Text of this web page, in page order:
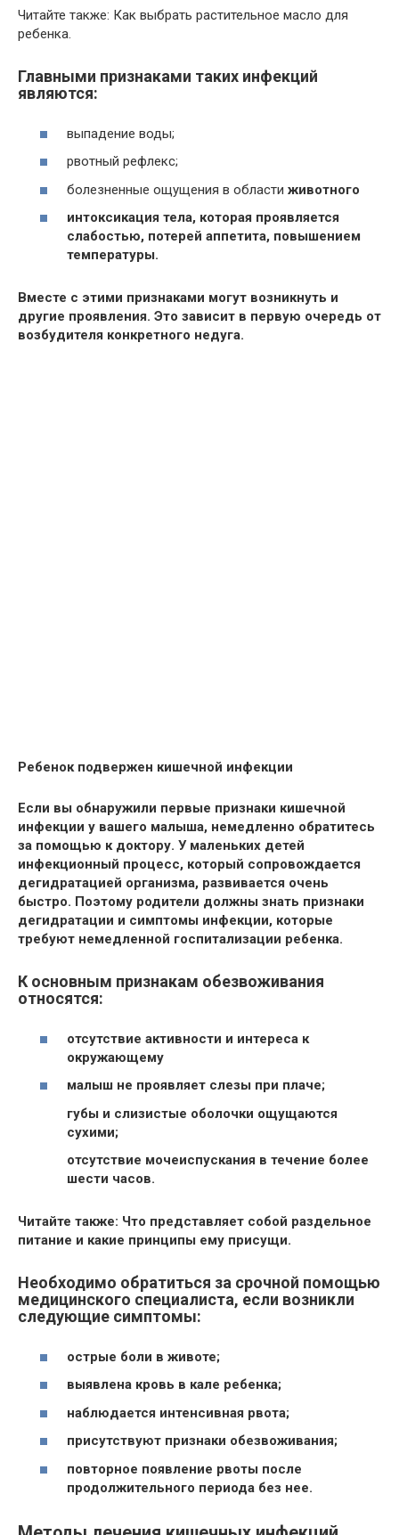
Читайте также: Как выбрать растительное масло для
ребенка.
Главными признаками таких инфекций
являются:
выпадение воды;
рвотный рефлекс;
болезненные ощущения в области животного
интоксикация тела, которая проявляется
слабостью, потерей аппетита, повышением
температуры.
Вместе с этими признаками могут возникнуть и
другие проявления. Это зависит в первую очередь от
возбудителя конкретного недуга.
Ребенок подвержен кишечной инфекции
Если вы обнаружили первые признаки кишечной
инфекции у вашего малыша, немедленно обратитесь
за помощью к доктору. У маленьких детей
инфекционный процесс, который сопровождается
дегидратацией организма, развивается очень
быстро. Поэтому родители должны знать признаки
дегидратации и симптомы инфекции, которые
требуют немедленной госпитализации ребенка.
К основным признакам обезвоживания
относятся:
отсутствие активности и интереса к
окружающему
малыш не проявляет слезы при плаче;
губы и слизистые оболочки ощущаются
сухими;
отсутствие мочеиспускания в течение более
шести часов.
Читайте также: Что представляет собой раздельное
питание и какие принципы ему присущи.
Необходимо обратиться за срочной помощью
медицинского специалиста, если возникли
следующие симптомы:
острые боли в животе;
выявлена кровь в кале ребенка;
наблюдается интенсивная рвота;
присутствуют признаки обезвоживания;
повторное появление рвоты после
продолжительного периода без нее.